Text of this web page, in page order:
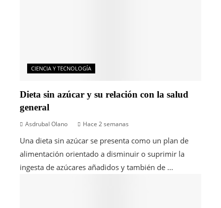
CIENCIA Y TECNOLOGÍA
Dieta sin azúcar y su relación con la salud
general
Asdrubal Olano Hace 2 semanas
Una dieta sin azúcar se presenta como un plan de
alimentación orientado a disminuir o suprimir la
ingesta de azúcares añadidos y también de ...